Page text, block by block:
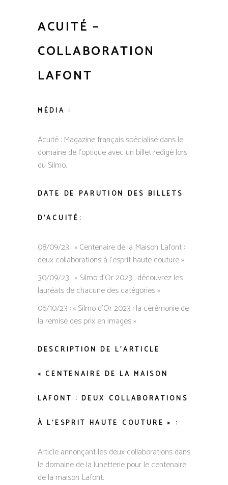
ACUITÉ –
COLLABORATION
LAFONT
MÉDIA :
Acuité : Magazine françaisspécialisé dans le
domaine de l’optique avec un billet rédigé lors
du Silmo.
DATE DE PARUTION DES BILLETS
D’ACUITÉ:
08/09/23 : « Centenaire de la Maison Lafont :
deux collaborations à l’esprit haute couture »
30/09/23 : « Silmo d’Or 2023 : découvrez les
lauréats de chacune des catégories »
06/10/23 : « Silmo d’Or 2023 : la cérémonie de
la remise des prix en images »
DESCRIPTION DE L’ARTICLE
« CENTENAIRE DE LA MAISON
LAFONT : DEUX COLLABORATIONS
À L’ESPRIT HAUTE COUTURE » :
Article annonçant les deux collaborations dans
le domaine de la lunetterie pour le centenaire
de la maison Lafont.